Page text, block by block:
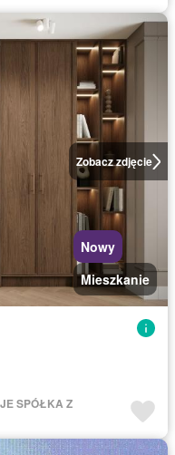
Zobacz zdjęcie
Nowy
Mieszkanie
SPÓŁKA Z